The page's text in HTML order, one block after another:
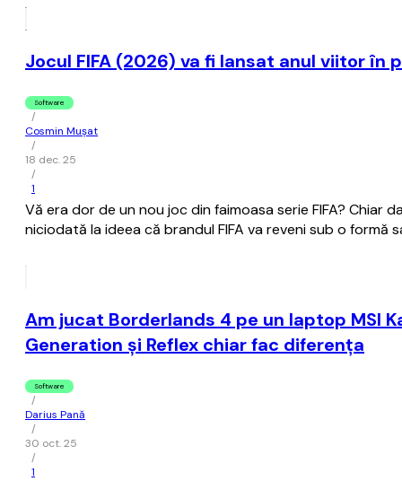
Jocul FIFA (2026) va fi lansat anul viitor
Software
/
Cosmin Mușat
/
18 dec. 25
/
1
Vă era dor de un nou joc din faimoasa serie FIFA?
niciodată la ideea că brandul FIFA va reveni sub o formă
Am jucat Borderlands 4 pe un laptop MSI
Generation și Reflex chiar fac diferența
Software
/
Darius Pană
/
30 oct. 25
/
1